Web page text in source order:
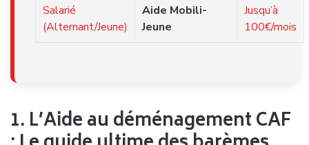
Salarié
(Alternant/Jeune)
Aide Mobili-
Jeune
Jusqu’à
100€/mois
1. L’Aide au déménagement CAF